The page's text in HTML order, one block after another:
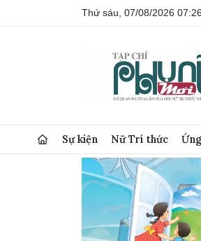
Thứ sáu, 07/08/2026 07:26
Sự kiện Nữ Trí thức